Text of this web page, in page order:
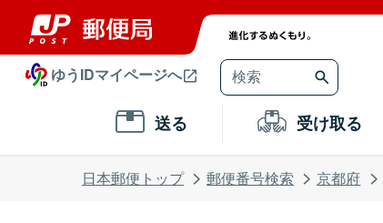
ゆうIDマイページへ
送る 受け取る
日本郵便トップ 郵便番号検索 京都府